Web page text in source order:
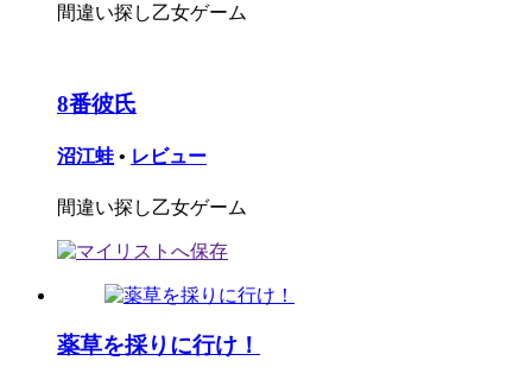
間違い探し乙女ゲーム
8番彼氏
沼江蛙 • レビュー
間違い探し乙女ゲーム
薬草を採りに行け！